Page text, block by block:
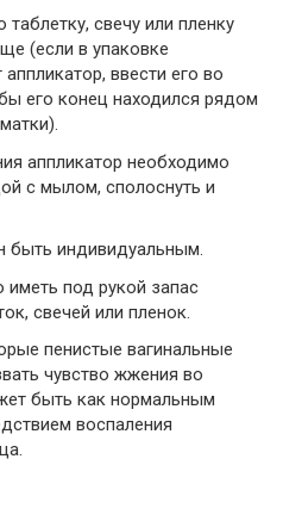
таблетку, свечу или пленку
(если в упаковке
ввести его во
его конец находился рядом
аппликатор необходимо
с мылом, сполоснуть и
быть индивидуальным.
под рукой запас
свечей или пленок.
пенистые вагинальные
чувство жжения во
быть как нормальным
воспаления